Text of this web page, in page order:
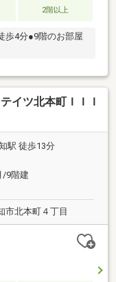
2階以上
歩4分●9階のお部屋
イツ北本町ＩＩＩ
駅 徒歩13分
/9階建
市北本町４丁目